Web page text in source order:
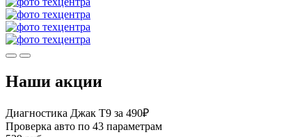
Наши акции
Диагностика Джак Т9 за 490₽
Проверка авто по 43 параметрам